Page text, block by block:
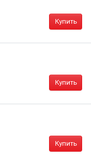
Купить
Купить
Купить